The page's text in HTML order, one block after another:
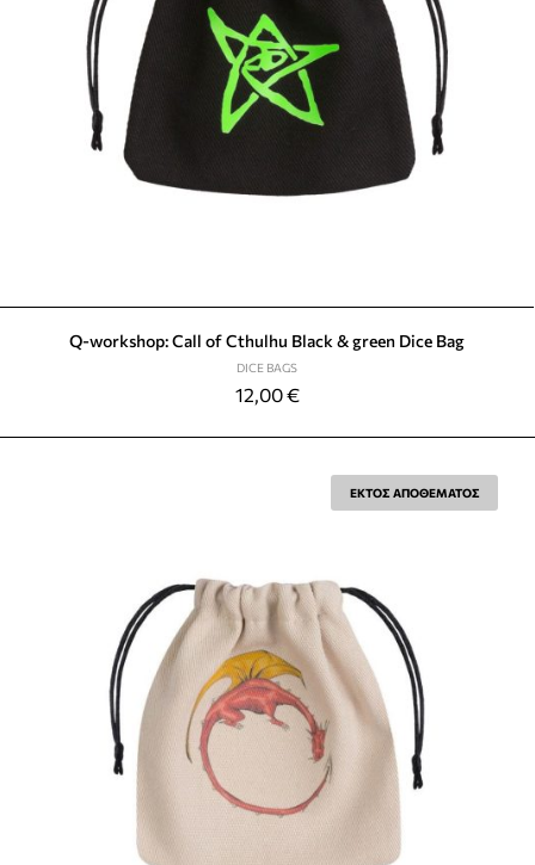
Q-workshop: Call of Cthulhu Black & green Dice Bag
DICE BAGS
12,00€
ΕΚΤΟΣ ΑΠΟΘΕΜΑΤΟΣ